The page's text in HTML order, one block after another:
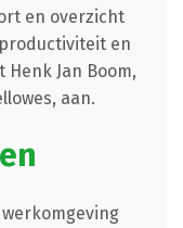
en overzicht
en
Jan Boom,
aan.